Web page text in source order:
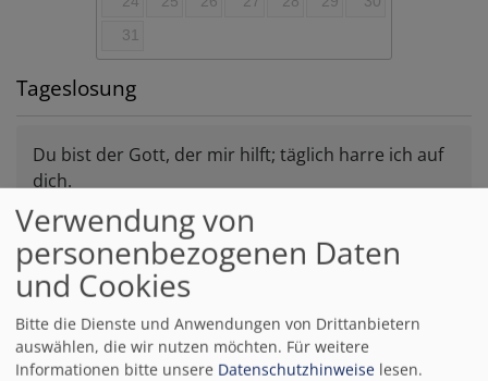
31
Tageslosung
Du bist der Gott, der mir hilft; täglich harre ich auf
dich.
Psalm 25,5
Bittet, so wird euch gegeben; suchet, so werdet ihr
finden; klopfet an, so wird euch aufgetan.
Matthäus 7,7
© Evangelische Brüder-Unität – Herrnhuter Brüdergemeine
Weitere Informationen finden Siehier.
Verwendung von
personenbezogenen Daten
und Cookies
Bitte die Dienste und Anwendungen von Drittanbietern
auswählen, die wir nutzen möchten. Für weitere
Informationen bitte unsere Datenschutzhinweise lesen.